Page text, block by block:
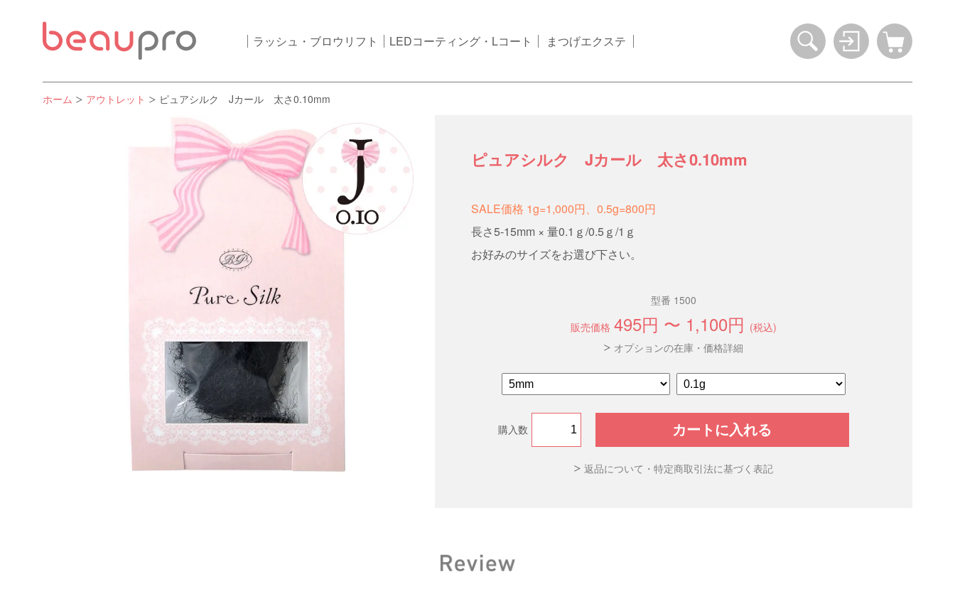
ラッシュ・ブロウリフト LEDコーティング・Lコート まつげエクステ
ホーム アウトレット ピュアシルク Jカール 太さ0.10mm
ピュアシルク Jカール 太さ0.10mm
SALE価格 1g=1,000円、0.5g=800円
長さ5-15mm × 量0.1ｇ/0.5ｇ/1ｇ
お好みのサイズをお選び下さい。
型番 1500
販売価格 495円 〜 1,100円 (税込)
オプションの在庫・価格詳細
購入数 カートに入れる
返品について・特定商取引法に基づく表記